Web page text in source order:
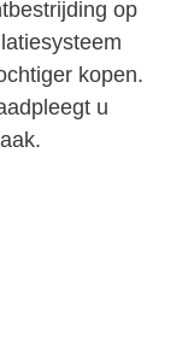
op
kopen.
u